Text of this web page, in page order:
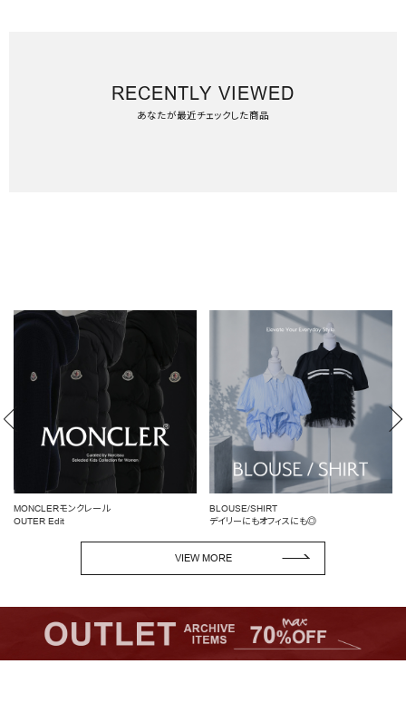
RECENTLY VIEWED
あなたが最近チェックした商品
BLOUSE/SHIRT
デイリーにもオフィスにも◎
女性らしいシルエットを引き立てる
ペプラムトップス
VIEW MORE